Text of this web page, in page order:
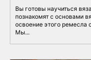
Вы готовы научиться
познакомят с основами
освоение этого
Мы...